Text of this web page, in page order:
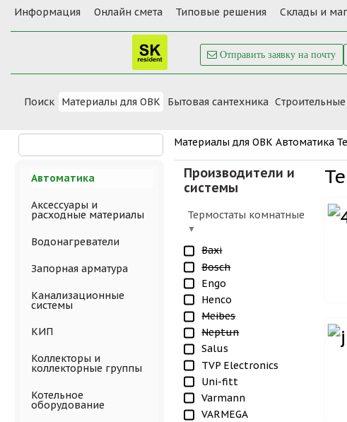
Информация Онлайн смета Типовые решения Склады и
Отправить заявку на почту
Поиск Материалы для ОВК Бытовая сантехника
Материалы для ОВК Автоматика
Производители и
системы
Термостаты комнатные
Baxi
Bosch
Engo
Henco
Meibes
Neptun
Salus
TVP Electronics
Uni-fitt
Varmann
VARMEGA
Автоматика
Аксессуары и
расходные материалы
Водонагреватели
Запорная арматура
Канализационные
системы
КИП
Коллекторы и
коллекторные группы
Котельное
оборудование